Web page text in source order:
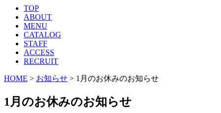
TOP
ABOUT
MENU
CATALOG
STAFF
ACCESS
RECRUIT
HOME > お知らせ > 1月のお休みのお知らせ
1月のお休みのお知らせ